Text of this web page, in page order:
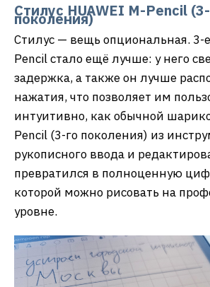
Стилус HUAWEI M-Pencil
поколения)
Стилус — вещь опциональная. 3-
Pencil стало ещё лучше: у него
задержка, а также он лучше
нажатия, что позволяет им
интуитивно, как обычной
Pencil (3-го поколения) из
рукописного ввода и
превратился в полноценную
которой можно рисовать на
уровне.